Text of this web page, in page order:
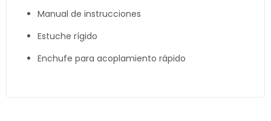
Atmósfera ATP
Manual de instrucciones
Estuche rígido
Enchufe para acoplamiento rápido